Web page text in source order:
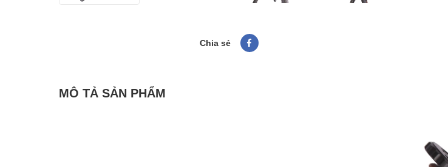
Chia sẻ
MÔ TẢ SẢN PHẨM